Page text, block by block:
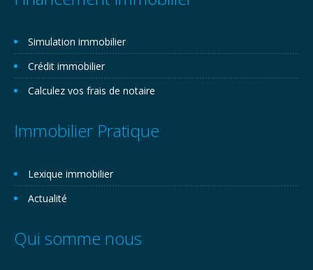
Simulation immobilier
Crédit immobilier
Calculez vos frais de notaire
Immobilier Pratique
Lexique immobilier
Actualité
Qui somme nous